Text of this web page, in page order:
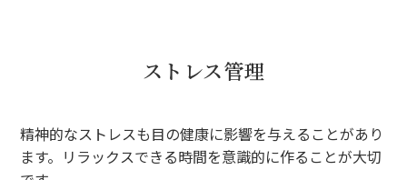
ストレス管理
精神的なストレスも目の健康に影響を与えることがあり
ます。リラックスできる時間を意識的に作ることが大切